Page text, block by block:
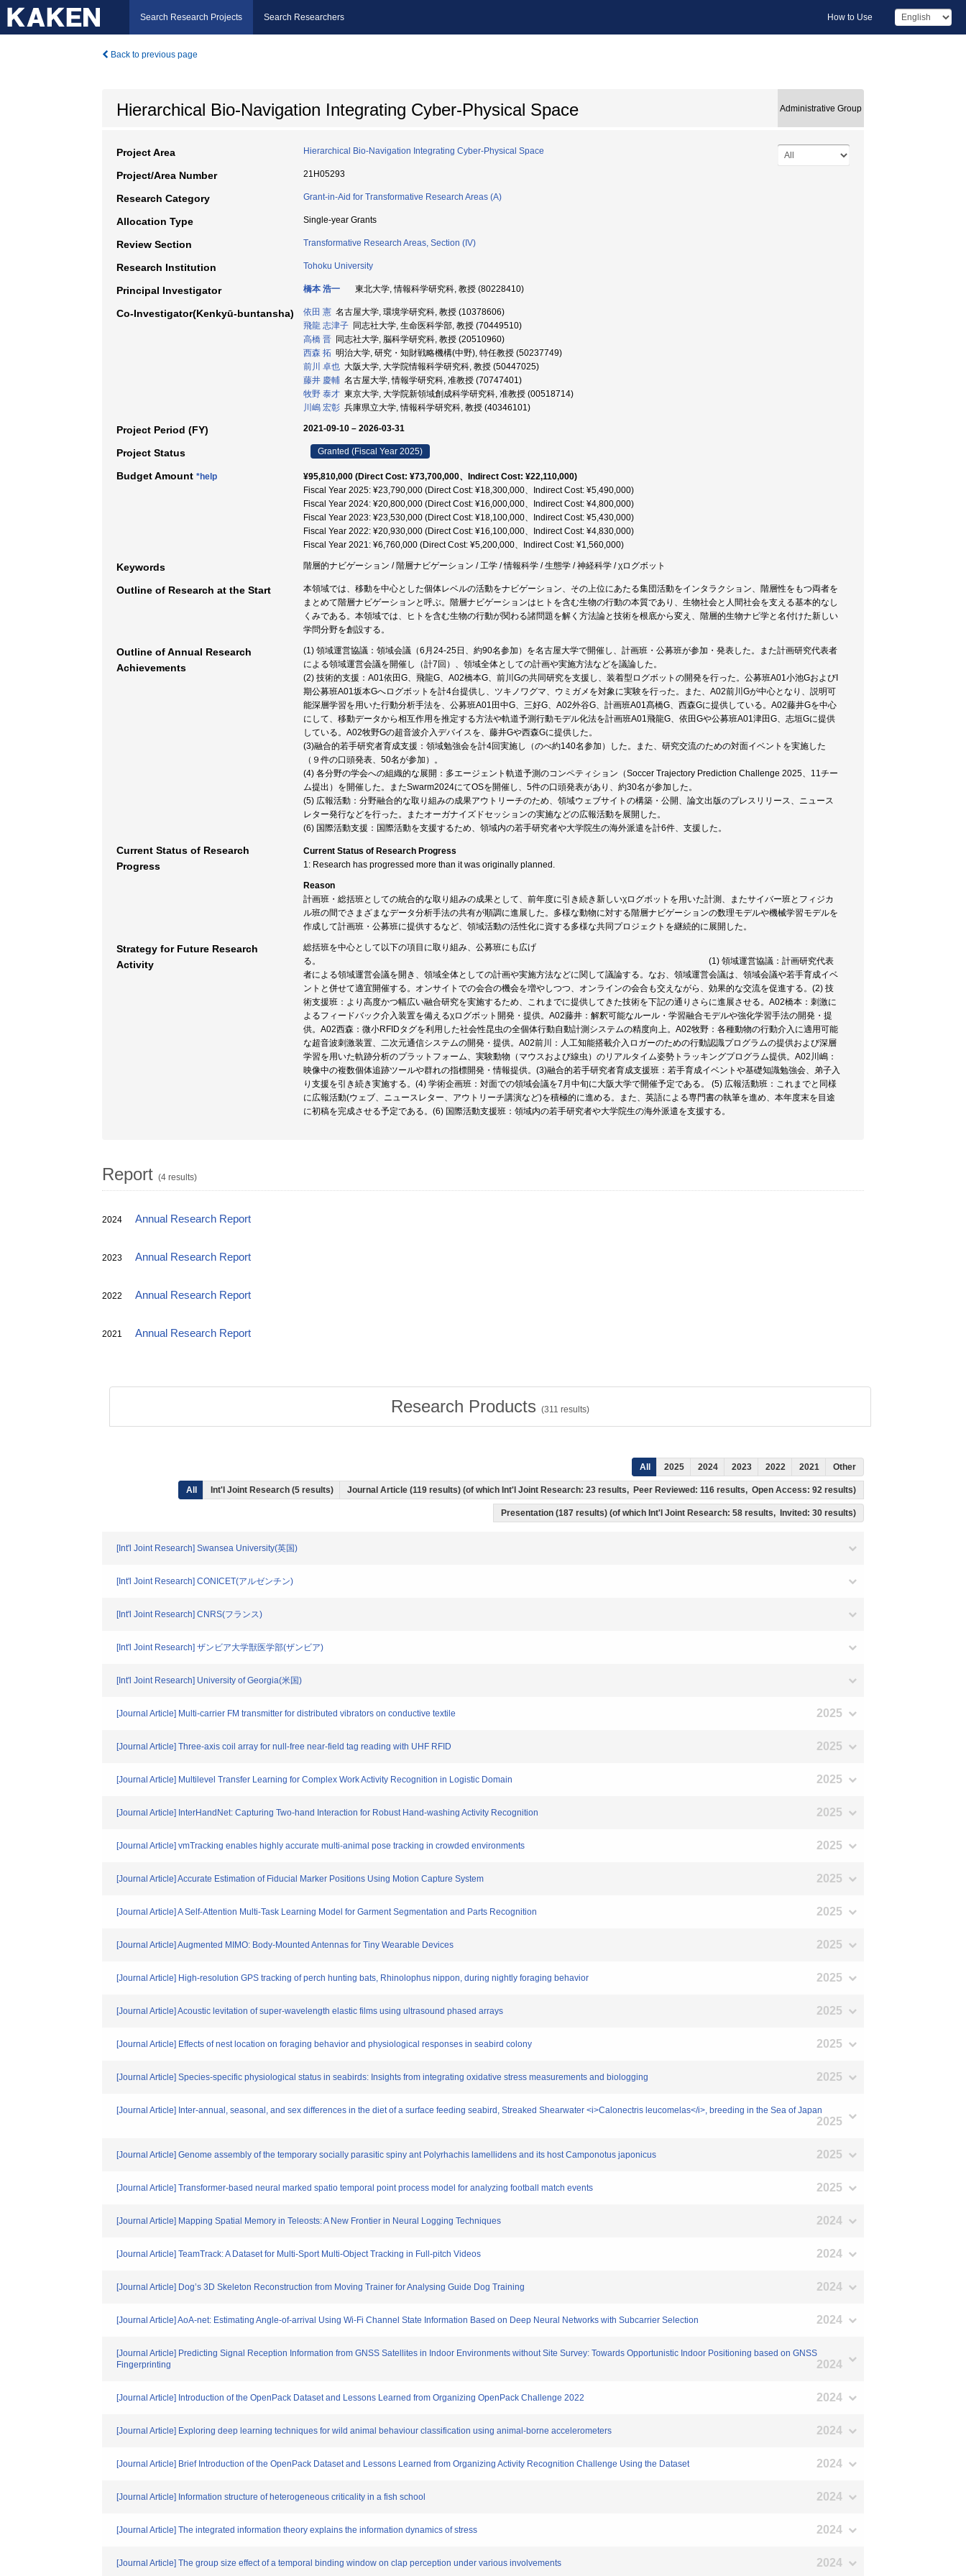
Search Research Projects Search Researchers How to Use
Back to previous page
Hierarchical Bio-Navigation Integrating Cyber-Physical Space Administrative Group
Project Area Hierarchical Bio-Navigation Integrating Cyber-Physical Space
Project/Area Number 21H05293
Research Category Grant-in-Aid for Transformative Research Areas (A)
Allocation Type Single-year Grants
Review Section Transformative Research Areas, Section (IV)
Research Institution Tohoku University
Principal Investigator 橋本 浩一 東北大学, 情報科学研究科, 教授 (80228410)
Co-Investigator(Kenkyū-buntansha) 依田 憲 名古屋大学, 環境学研究科, 教授 (10378606)
飛龍 志津子 同志社大学, 生命医科学部, 教授 (70449510)
高橋 晋 同志社大学, 脳科学研究科, 教授 (20510960)
西森 拓 明治大学, 研究・知財戦略機構(中野), 特任教授 (50237749)
前川 卓也 大阪大学, 大学院情報科学研究科, 教授 (50447025)
藤井 慶輔 名古屋大学, 情報学研究科, 准教授 (70747401)
牧野 泰才 東京大学, 大学院新領域創成科学研究科, 准教授 (00518714)
川嶋 宏彰 兵庫県立大学, 情報科学研究科, 教授 (40346101)
Project Period (FY) 2021-09-10 – 2026-03-31
Project Status Granted (Fiscal Year 2025)
Budget Amount *help
¥95,810,000 (Direct Cost: ¥73,700,000、Indirect Cost: ¥22,110,000)
Fiscal Year 2025: ¥23,790,000 (Direct Cost: ¥18,300,000、Indirect Cost: ¥5,490,000)
Fiscal Year 2024: ¥20,800,000 (Direct Cost: ¥16,000,000、Indirect Cost: ¥4,800,000)
Fiscal Year 2023: ¥23,530,000 (Direct Cost: ¥18,100,000、Indirect Cost: ¥5,430,000)
Fiscal Year 2022: ¥20,930,000 (Direct Cost: ¥16,100,000、Indirect Cost: ¥4,830,000)
Fiscal Year 2021: ¥6,760,000 (Direct Cost: ¥5,200,000、Indirect Cost: ¥1,560,000)
Keywords 階層的ナビゲーション / 階層ナビゲーション / 工学 / 情報科学 / 生態学 / 神経科学 / χログボット
Outline of Research at the Start
本領域では、移動を中心とした個体レベルの活動をナビゲーション、その上位にあたる集団活動をインタラクション、階層性をもつ両者を
まとめて階層ナビゲーションと呼ぶ。階層ナビゲーションはヒトを含む生物の行動の本質であり、生物社会と人間社会を支える基本的なし
くみである。本領域では、ヒトを含む生物の行動が関わる諸問題を解く方法論と技術を根底から変え、階層的生物ナビ学と名付けた新しい
学問分野を創設する。
Outline of Annual Research
Achievements
(1) 領域運営協議：領域会議（6月24-25日、約90名参加）を名古屋大学で開催し、計画班・公募班が参加・発表した。また計画研究代表者
による領域運営会議を開催し（計7回）、領域全体としての計画や実施方法などを議論した。
(2) 技術的支援：A01依田G、飛龍G、A02橋本G、前川Gの共同研究を支援し、装着型ログボットの開発を行った。公募班A01小池GおよびI
期公募班A01坂本Gへログボットを計4台提供し、ツキノワグマ、ウミガメを対象に実験を行った。また、A02前川Gが中心となり、説明可
能深層学習を用いた行動分析手法を、公募班A01田中G、三好G、A02外谷G、計画班A01髙橋G、西森Gに提供している。A02藤井Gを中心
にして、移動データから相互作用を推定する方法や軌道予測行動モデル化法を計画班A01飛龍G、依田Gや公募班A01津田G、志垣Gに提供
している。A02牧野Gの超音波介入デバイスを、藤井Gや西森Gに提供した。
(3)融合的若手研究者育成支援：領域勉強会を計4回実施し（のべ約140名参加）した。また、研究交流のための対面イベントを実施した
（９件の口頭発表、50名が参加）。
(4) 各分野の学会への組織的な展開：多エージェント軌道予測のコンペティション（Soccer Trajectory Prediction Challenge 2025、11チー
ム提出）を開催した。またSwarm2024にてOSを開催し、5件の口頭発表があり、約30名が参加した。
(5) 広報活動：分野融合的な取り組みの成果アウトリーチのため、領域ウェブサイトの構築・公開、論文出版のプレスリリース、ニュース
レター発行などを行った。またオーガナイズドセッションの実施などの広報活動を展開した。
(6) 国際活動支援：国際活動を支援するため、領域内の若手研究者や大学院生の海外派遣を計6件、支援した。
Current Status of Research
Progress
Current Status of Research Progress
1: Research has progressed more than it was originally planned.
Reason
計画班・総括班としての統合的な取り組みの成果として、前年度に引き続き新しいχログボットを用いた計測、またサイバー班とフィジカ
ル班の間でさまざまなデータ分析手法の共有が順調に進展した。多様な動物に対する階層ナビゲーションの数理モデルや機械学習モデルを
作成して計画班・公募班に提供するなど、領域活動の活性化に資する多様な共同プロジェクトを継続的に展開した。
Strategy for Future Research
Activity
総括班を中心として以下の項目に取り組み、公募班にも広げ
る。 (1) 領域運営協議：計画研究代表
者による領域運営会議を開き、領域全体としての計画や実施方法などに関して議論する。なお、領域運営会議は、領域会議や若手育成イベ
ントと併せて適宜開催する。オンサイトでの会合の機会を増やしつつ、オンラインの会合も交えながら、効果的な交流を促進する。(2) 技
術支援班：より高度かつ幅広い融合研究を実施するため、これまでに提供してきた技術を下記の通りさらに進展させる。A02橋本：刺激に
よるフィードバック介入装置を備えるχログボット開発・提供。A02藤井：解釈可能なルール・学習融合モデルや強化学習手法の開発・提
供。A02西森：微小RFIDタグを利用した社会性昆虫の全個体行動自動計測システムの精度向上。A02牧野：各種動物の行動介入に適用可能
な超音波刺激装置、二次元通信システムの開発・提供。A02前川：人工知能搭載介入ロガーのための行動認識プログラムの提供および深層
学習を用いた軌跡分析のプラットフォーム、実験動物（マウスおよび線虫）のリアルタイム姿勢トラッキングプログラム提供。A02川嶋：
映像中の複数個体追跡ツールや群れの指標開発・情報提供。(3)融合的若手研究者育成支援班：若手育成イベントや基礎知識勉強会、弟子入
り支援を引き続き実施する。(4) 学術企画班：対面での領域会議を7月中旬に大阪大学で開催予定である。 (5) 広報活動班：これまでと同様
に広報活動(ウェブ、ニュースレター、アウトリーチ講演など)を積極的に進める。また、英語による専門書の執筆を進め、本年度末を目途
に初稿を完成させる予定である。(6) 国際活動支援班：領域内の若手研究者や大学院生の海外派遣を支援する。
Report (4 results)
2024 Annual Research Report
2023 Annual Research Report
2022 Annual Research Report
2021 Annual Research Report
Research Products (311 results)
All 2025 2024 2023 2022 2021 Other
All Int'l Joint Research (5 results) Journal Article (119 results) (of which Int'l Joint Research: 23 results, Peer Reviewed: 116 results, Open Access: 92 results)
Presentation (187 results) (of which Int'l Joint Research: 58 results, Invited: 30 results)
[Int'l Joint Research] Swansea University(英国)
[Int'l Joint Research] CONICET(アルゼンチン)
[Int'l Joint Research] CNRS(フランス)
[Int'l Joint Research] ザンビア大学獣医学部(ザンビア)
[Int'l Joint Research] University of Georgia(米国)
[Journal Article] Multi-carrier FM transmitter for distributed vibrators on conductive textile 2025
[Journal Article] Three-axis coil array for null-free near-field tag reading with UHF RFID 2025
[Journal Article] Multilevel Transfer Learning for Complex Work Activity Recognition in Logistic Domain 2025
[Journal Article] InterHandNet: Capturing Two-hand Interaction for Robust Hand-washing Activity Recognition 2025
[Journal Article] vmTracking enables highly accurate multi-animal pose tracking in crowded environments 2025
[Journal Article] Accurate Estimation of Fiducial Marker Positions Using Motion Capture System 2025
[Journal Article] A Self-Attention Multi-Task Learning Model for Garment Segmentation and Parts Recognition 2025
[Journal Article] Augmented MIMO: Body-Mounted Antennas for Tiny Wearable Devices 2025
[Journal Article] High-resolution GPS tracking of perch hunting bats, Rhinolophus nippon, during nightly foraging behavior 2025
[Journal Article] Acoustic levitation of super-wavelength elastic films using ultrasound phased arrays 2025
[Journal Article] Effects of nest location on foraging behavior and physiological responses in seabird colony 2025
[Journal Article] Species-specific physiological status in seabirds: Insights from integrating oxidative stress measurements and biologging 2025
[Journal Article] Inter-annual, seasonal, and sex differences in the diet of a surface feeding seabird, Streaked Shearwater <i>Calonectris leucomelas</i>, breeding in the Sea of Japan
2025
[Journal Article] Genome assembly of the temporary socially parasitic spiny ant Polyrhachis lamellidens and its host Camponotus japonicus 2025
[Journal Article] Transformer-based neural marked spatio temporal point process model for analyzing football match events 2025
[Journal Article] Mapping Spatial Memory in Teleosts: A New Frontier in Neural Logging Techniques 2024
[Journal Article] TeamTrack: A Dataset for Multi-Sport Multi-Object Tracking in Full-pitch Videos 2024
[Journal Article] Dog’s 3D Skeleton Reconstruction from Moving Trainer for Analysing Guide Dog Training 2024
[Journal Article] AoA-net: Estimating Angle-of-arrival Using Wi-Fi Channel State Information Based on Deep Neural Networks with Subcarrier Selection 2024
[Journal Article] Predicting Signal Reception Information from GNSS Satellites in Indoor Environments without Site Survey: Towards Opportunistic Indoor Positioning based on GNSS
Fingerprinting
2024
[Journal Article] Introduction of the OpenPack Dataset and Lessons Learned from Organizing OpenPack Challenge 2022 2024
[Journal Article] Exploring deep learning techniques for wild animal behaviour classification using animal‐borne accelerometers 2024
[Journal Article] Brief Introduction of the OpenPack Dataset and Lessons Learned from Organizing Activity Recognition Challenge Using the Dataset 2024
[Journal Article] Information structure of heterogeneous criticality in a fish school 2024
[Journal Article] The integrated information theory explains the information dynamics of stress 2024
[Journal Article] The group size effect of a temporal binding window on clap perception under various involvements 2024